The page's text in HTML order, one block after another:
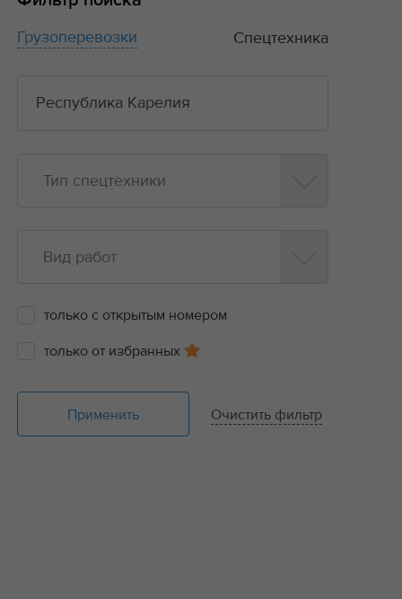
Грузоперевозки Спецтехника
Тип спецтехники
Вид работ
только с открытым номером
только от избранных
Применить Очистить фильтр